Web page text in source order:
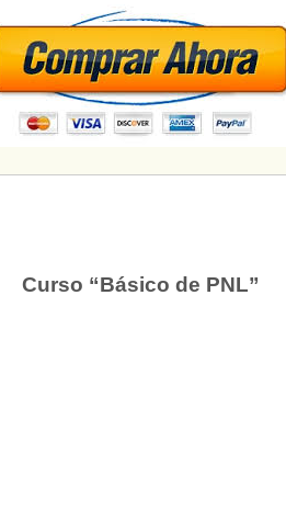
Curso “Básico de PNL”